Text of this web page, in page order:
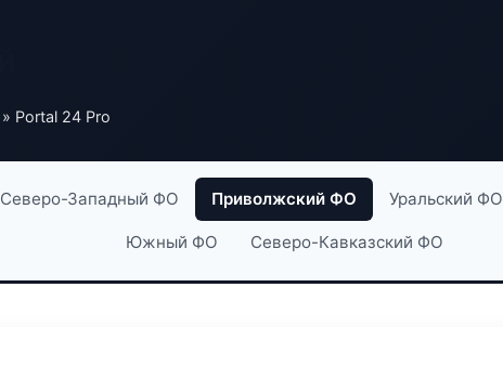
» Portal 24 Pro
Северо-Западный ФО Приволжский ФО Уральский ФО
Южный ФО Северо-Кавказский ФО